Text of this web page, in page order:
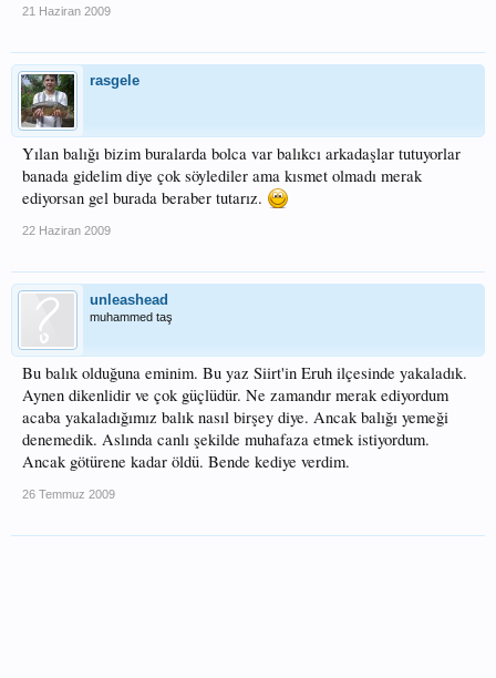
21 Haziran 2009
rasgele
Yılan balığı bizim buralarda bolca var balıkcı arkadaşlar tutuyorlar
banada gidelim diye çok söylediler ama kısmet olmadı merak
ediyorsan gel burada beraber tutarız.
22 Haziran 2009
unleashead
muhammed taş
Bu balık olduğuna eminim. Bu yaz Siirt'in Eruh ilçesinde yakaladık.
Aynen dikenlidir ve çok güçlüdür. Ne zamandır merak ediyordum
acaba yakaladığımız balık nasıl birşey diye. Ancak balığı yemeği
denemedik. Aslında canlı şekilde muhafaza etmek istiyordum.
Ancak götürene kadar öldü. Bende kediye verdim.
26 Temmuz 2009